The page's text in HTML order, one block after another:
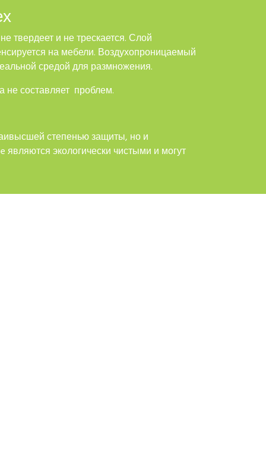
твердеет и не трескается. Слой
на мебели. Воздухопроницаемый
средой для размножения.
не составляет проблем.
степенью защиты, но и
являются экологически чистыми и могут